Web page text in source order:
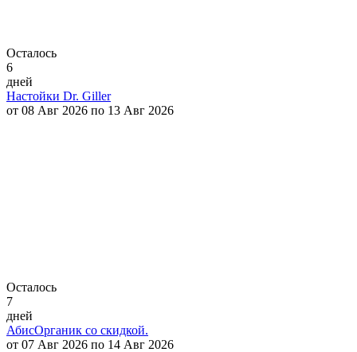
Осталось
6
дней
Настойки Dr. Giller
от 08 Авг 2026 по 13 Авг 2026
Осталось
7
дней
АбисОрганик со скидкой.
от 07 Авг 2026 по 14 Авг 2026